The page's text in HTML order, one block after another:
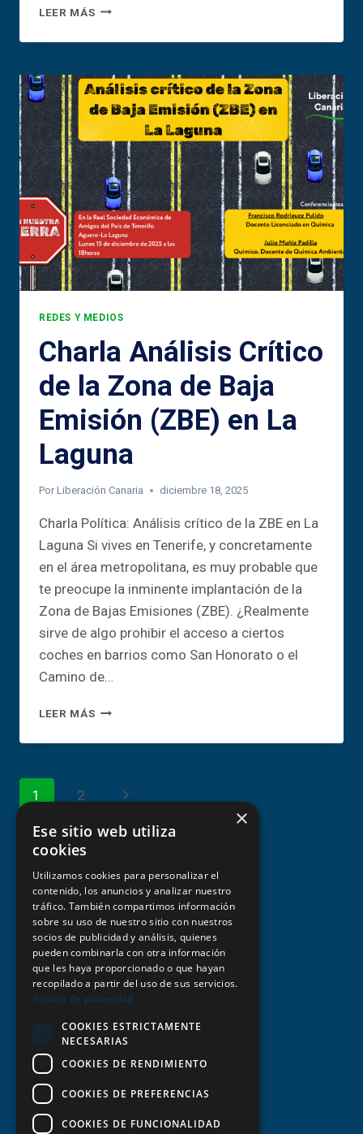
LEER MÁSHACER
HOSPITAL
EL
SUR
DE
TENERIFE
REDES Y MEDIOS
Charla Análisis Crítico
de la Zona de Baja
Emisión (ZBE) en La
Laguna
Por Liberación Canaria diciembre 18, 2025
Charla Política: Análisis crítico de la ZBE en La
Laguna Si vives en Tenerife, y concretamente
en el área metropolitana, es muy probable que
te preocupe la inminente implantación de la
Zona de Bajas Emisiones (ZBE). ¿Realmente
sirve de algo prohibir el acceso a ciertos
coches en barrios como San Honorato o el
Camino de…
LEER MÁSCHARLA
CRÍTICO
ZONA
BAJA
EN
LA
LAGUNA
Navegación
de
página
1 2
Siguiente
página
Aviso legal y condiciones de uso
Estatutos y normativa
Política de privacidad
Política de cookies
Transparencia
×
Ese sitio web utiliza
cookies
Utilizamos cookies para personalizar el
contenido, los anuncios y analizar nuestro
tráfico. También compartimos información
sobre su uso de nuestro sitio con nuestros
socios de publicidad y análisis, quienes
pueden combinarla con otra información
que les haya proporcionado o que hayan
recopilado a partir del uso de sus servicios.
Política de privacidad
COOKIES ESTRICTAMENTE
NECESARIAS
COOKIES DE RENDIMIENTO
COOKIES DE PREFERENCIAS
COOKIES DE FUNCIONALIDAD